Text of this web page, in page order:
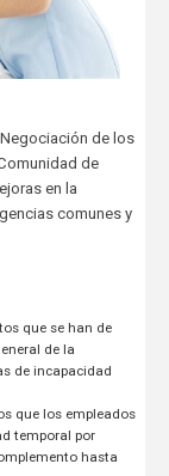
de los
de
en la
comunes y
que se han de
de la
de incapacidad
que los empleados
temporal por
hasta